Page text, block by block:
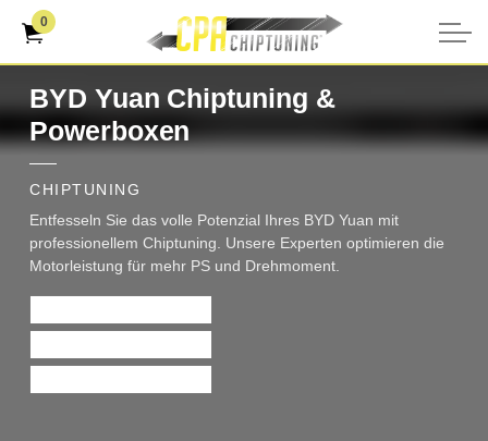
0
BYD Yuan Chiptuning &
Powerboxen
CHIPTUNING
Entfesseln Sie das volle Potenzial Ihres BYD Yuan mit
professionellem Chiptuning. Unsere Experten optimieren die
Motorleistung für mehr PS und Drehmoment.